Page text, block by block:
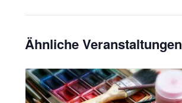
Ähnliche Veranstaltungen